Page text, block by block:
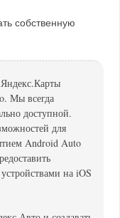
собственную
Мы всегда
доступной.
для
Android Auto
на iOS